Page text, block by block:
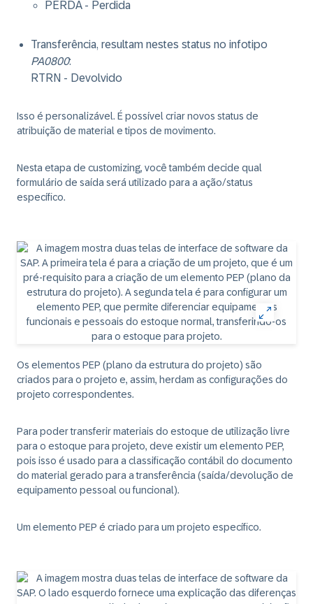
PERDA - Perdida
Transferência, resultam nestes status no infotipo
PA0800:
RTRN - Devolvido
Isso é personalizável. É possível criar novos status de
atribuição de material e tipos de movimento.
Nesta etapa de customizing, você também decide qual
formulário de saída será utilizado para a ação/status
específico.
Os elementos PEP (plano da estrutura do projeto) são
criados para o projeto e, assim, herdam as configurações do
projeto correspondentes.
Para poder transferir materiais do estoque de utilização livre
para o estoque para projeto, deve existir um elemento PEP,
pois isso é usado para a classificação contábil do documento
do material gerado para a transferência (saída/devolução de
equipamento pessoal ou funcional).
Um elemento PEP é criado para um projeto específico.